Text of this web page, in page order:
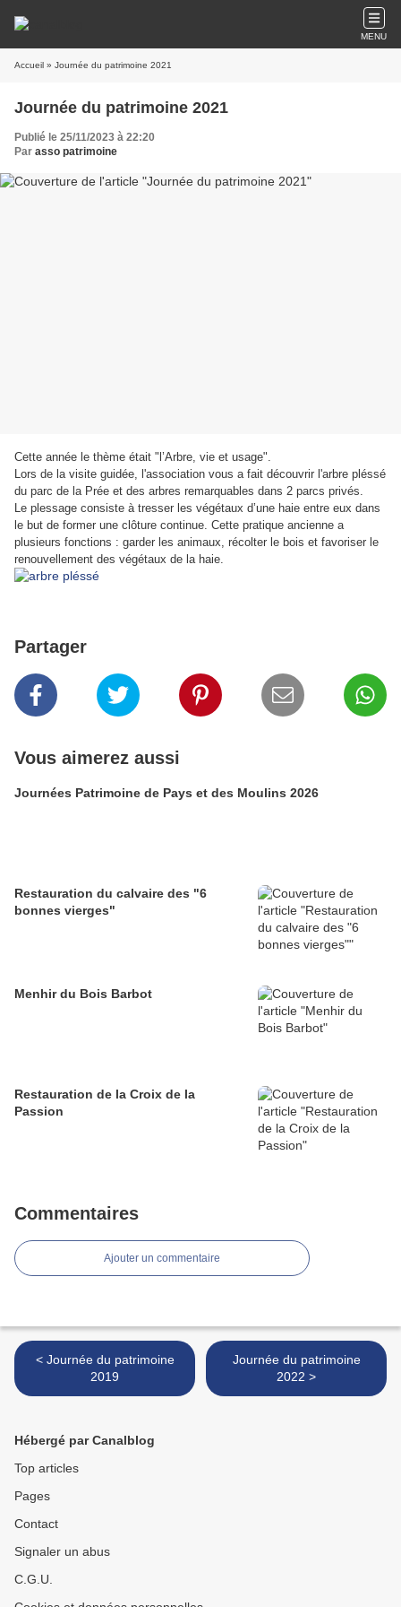
MENU
Accueil » Journée du patrimoine 2021
Journée du patrimoine 2021
Publié le 25/11/2023 à 22:20
Par asso patrimoine
Cette année le thème était "l’Arbre, vie et usage".
Lors de la visite guidée, l'association vous a fait découvrir l'arbre pléssé
du parc de la Prée et des arbres remarquables dans 2 parcs privés.
Le plessage consiste à tresser les végétaux d’une haie entre eux dans
le but de former une clôture continue. Cette pratique ancienne a
plusieurs fonctions : garder les animaux, récolter le bois et favoriser le
renouvellement des végétaux de la haie.
Partager
Vous aimerez aussi
Journées Patrimoine de Pays et des Moulins 2026
Restauration du calvaire des "6
bonnes vierges"
Menhir du Bois Barbot
Restauration de la Croix de la
Passion
Commentaires
Ajouter un commentaire
< Journée du patrimoine
2019
Journée du patrimoine
2022 >
Hébergé par Canalblog
Top articles
Pages
Contact
Signaler un abus
C.G.U.